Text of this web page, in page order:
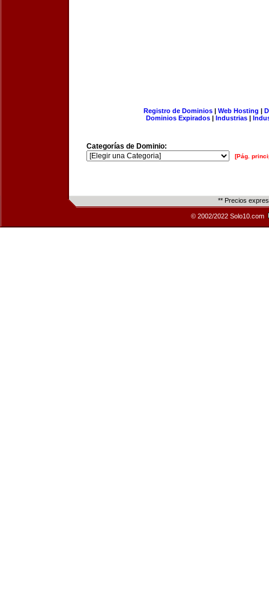
Registro de Dominios| Web Hosting |
Dominios Expirados | Industrias |
Categorías de Dominio:
[Pág.
** Precios
© 2002/2022 Solo10.com